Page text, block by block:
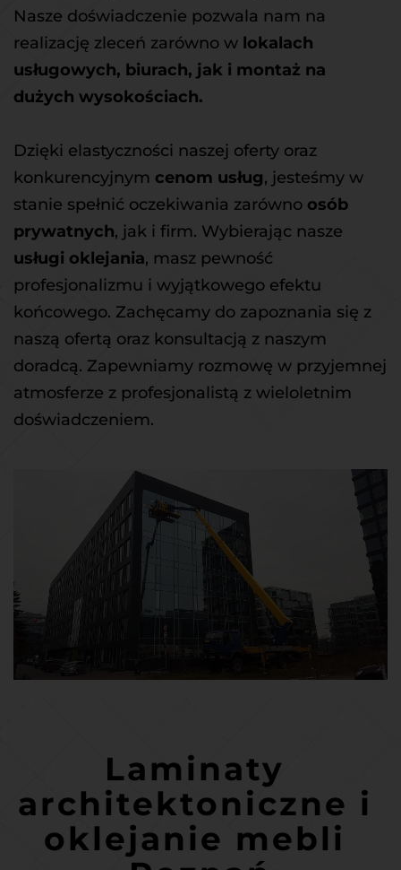
Nasze doświadczenie pozwala nam na
realizację zleceń zarówno w lokalach
usługowych, biurach, jak i montaż na
dużych wysokościach.
Dzięki elastyczności naszej oferty oraz
konkurencyjnym cenom usług, jesteśmy w
stanie spełnić oczekiwania zarówno osób
prywatnych
usługi oklejania, masz pewność
profesjonalizmu i wyjątkowego efektu
końcowego. Zachęcamy do zapoznania się z
naszą ofertą oraz konsultacją z naszym
doradcą. Zapewniamy rozmowę w przyjemnej
atmosferze z profesjonalistą z wieloletnim
doświadczeniem.
Laminaty
architektoniczne i
oklejanie mebli